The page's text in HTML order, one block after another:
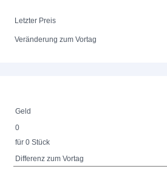
Letzter Preis
Veränderung zum Vortag
Geld
0
für 0 Stück
Differenz zum Vortag